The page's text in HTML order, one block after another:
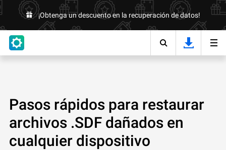
¡Obtenga un descuento en la recuperación de datos!
Pasos rápidos para restaurar
archivos .SDF dañados en
cualquier dispositivo